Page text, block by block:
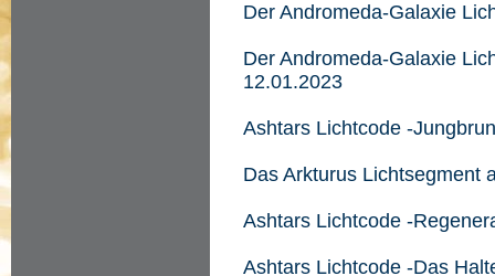
Der Andromeda-Galaxie
Der Andromeda-Galaxie
12.01.2023
Ashtars Lichtcode -
Das Arkturus Lichtsegment
Ashtars Lichtcode -
Ashtars Lichtcode -Das